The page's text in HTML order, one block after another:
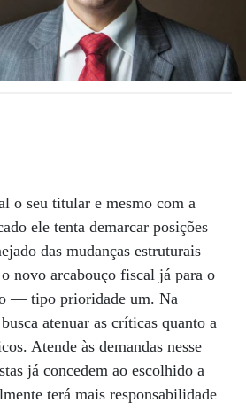
o seu titular e mesmo com a
ele tenta demarcar posições
das mudanças estruturais
novo arcabouço fiscal já para o
— tipo prioridade um. Na
atenuar as críticas quanto a
Atende às demandas nesse
já concedem ao escolhido a
terá mais responsabilidade